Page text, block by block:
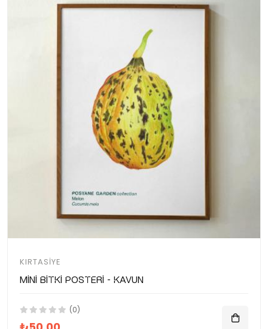
KIRTASIYE
Mini Bitki Posteri - Kavun
(0)